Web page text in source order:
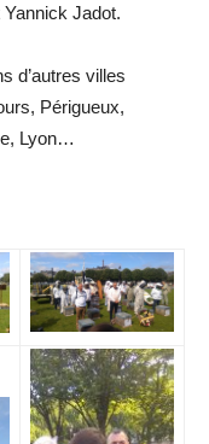
Jadot.
d’autres villes
Périgueux,
Lyon…